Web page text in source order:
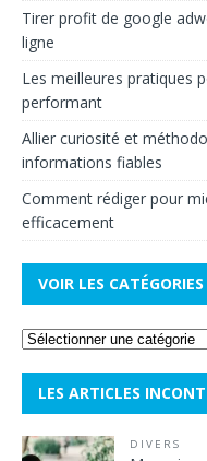
Tirer profit de google
ligne
Les meilleures pratiques
performant
Allier curiosité et
informations fiables
Comment rédiger pour
efficacement
VOIR LES
LES ARTICLES
DIVERS